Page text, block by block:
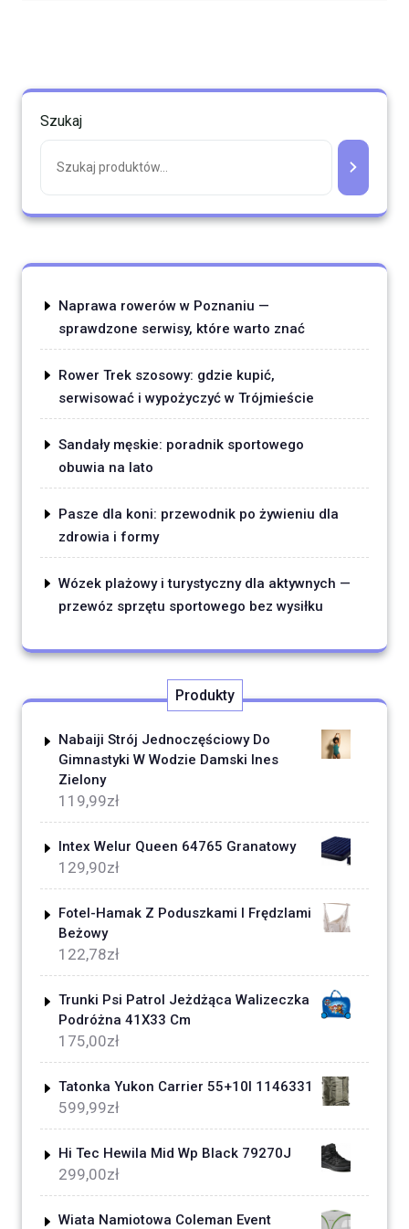
Szukaj
Naprawa rowerów w Poznaniu —
sprawdzone serwisy, które warto znać
Rower Trek szosowy: gdzie kupić,
serwisować i wypożyczyć w Trójmieście
Sandały męskie: poradnik sportowego
obuwia na lato
Pasze dla koni: przewodnik po żywieniu dla
zdrowia i formy
Wózek plażowy i turystyczny dla aktywnych —
przewóz sprzętu sportowego bez wysiłku
Produkty
Nabaiji Strój Jednoczęściowy Do
Gimnastyki W Wodzie Damski Ines
Zielony
119,99zł
Intex Welur Queen 64765 Granatowy
129,90zł
Fotel-Hamak Z Poduszkami I Frędzlami
Beżowy
122,78zł
Trunki Psi Patrol Jeżdżąca Walizeczka
Podróżna 41X33 Cm
175,00zł
Tatonka Yukon Carrier 55+10l 1146331
599,99zł
Hi Tec Hewila Mid Wp Black 79270J
299,00zł
Wiata Namiotowa Coleman Event